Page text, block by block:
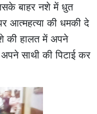
बाहर नशे में धुत
आत्महत्या की धमकी दे
की हालत में अपने
साथी की पिटाई कर